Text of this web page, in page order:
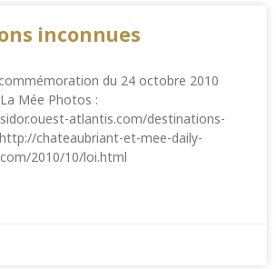
inconnues
du 24 octobre 2010
Mée Photos :
atlantis.com/destinations-
chateaubriant-et-mee-daily-
2010/10/loi.html